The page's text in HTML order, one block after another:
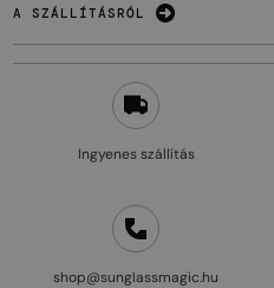
Ingyenes szállítás
shop@sunglassmagic.hu
A SZÁLLÍTÁSRÓL